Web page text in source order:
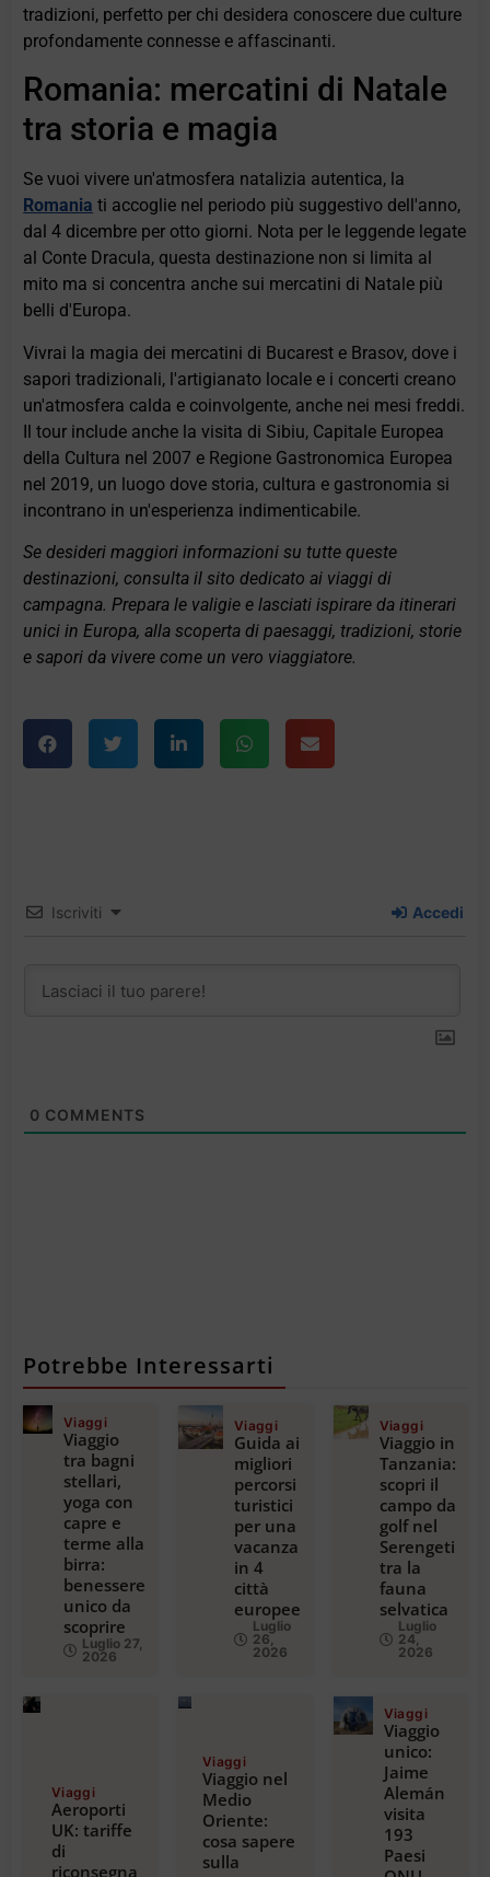
tradizioni, perfetto per chi desidera conoscere due culture
profondamente connesse e affascinanti.
Romania: mercatini di Natale
tra storia e magia
Se vuoi vivere un'atmosfera natalizia autentica, la
Romania ti accoglie nel periodo più suggestivo dell'anno,
dal 4 dicembre per otto giorni. Nota per le leggende legate
al Conte Dracula, questa destinazione non si limita al
mito ma si concentra anche sui mercatini di Natale più
belli d'Europa.
Vivrai la magia dei mercatini di Bucarest e Brasov, dove i
sapori tradizionali, l'artigianato locale e i concerti creano
un'atmosfera calda e coinvolgente, anche nei mesi freddi.
Il tour include anche la visita di Sibiu, Capitale Europea
della Cultura nel 2007 e Regione Gastronomica Europea
nel 2019, un luogo dove storia, cultura e gastronomia si
incontrano in un'esperienza indimenticabile.
Se desideri maggiori informazioni su tutte queste
destinazioni, consulta il sito dedicato ai viaggi di
campagna. Prepara le valigie e lasciati ispirare da itinerari
unici in Europa, alla scoperta di paesaggi, tradizioni, storie
e sapori da vivere come un vero viaggiatore.
Iscriviti Accedi
0 COMMENTS
Potrebbe Interessarti
Viaggi
Viaggio
tra bagni
stellari,
yoga con
capre e
terme alla
birra:
benessere
unico da
scoprire
Luglio 27,
2026
Viaggi
Guida ai
migliori
percorsi
turistici
per una
vacanza
in 4
città
europee
Luglio
26,
2026
Viaggi
Viaggio in
Tanzania:
scopri il
campo da
golf nel
Serengeti
tra la
fauna
selvatica
Luglio
24,
2026
Viaggi
Aeroporti
UK: tariffe
di
riconsegna
Viaggi
Viaggio nel
Medio
Oriente:
cosa sapere
sulla
Viaggi
Viaggio
unico:
Jaime
Alemán
visita
193
Paesi